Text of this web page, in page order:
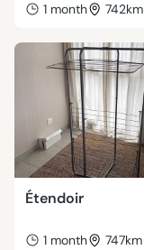
1 month 742km
Étendoir
1 month 747km